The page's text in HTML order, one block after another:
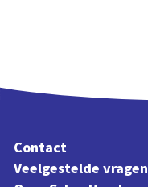
Contact
Veelgestelde vragen